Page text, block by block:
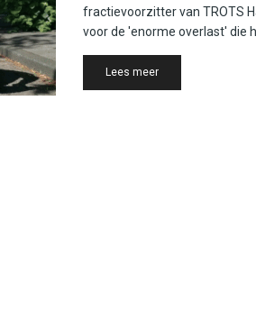
fractievoorzitter van TROTS
voor de 'enorme overlast' die
Lees meerDetails